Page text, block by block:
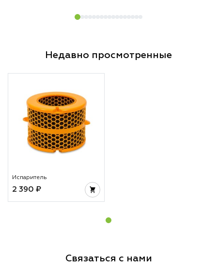
Недавно просмотренные
Испаритель
2 390 ₽
Связаться с нами